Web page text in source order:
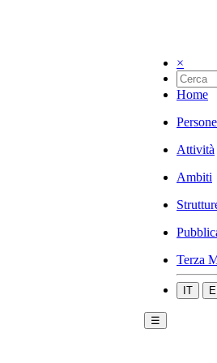
×
Home
Persone
Attività
Ambiti
Terza
IT
☰